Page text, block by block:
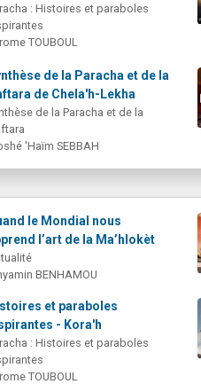
: Histoires et paraboles
TOUBOUL
de la Paracha et de la
de Chela'h-Lekha
de la Paracha et de la
'Haïm SEBBAH
le Mondial nous
l’art de la Ma’hlokèt
BENHAMOU
et paraboles
- Kora'h
: Histoires et paraboles
TOUBOUL